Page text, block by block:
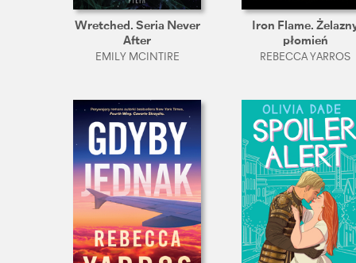
Wretched. Seria Never
After
EMILY MCINTIRE
Iron Flame.
płomień
REBECCA YARROS